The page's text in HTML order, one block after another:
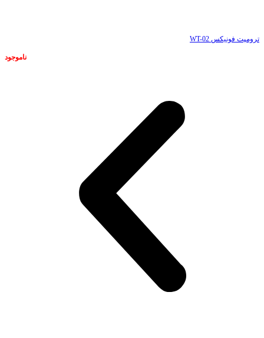
ترومپت فونیکس WT-02
ناموجود